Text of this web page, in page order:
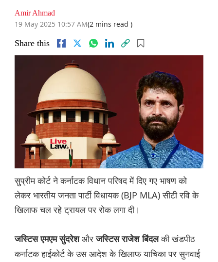
Amir Ahmad
19 May 2025 10:57 AM(2 mins read )
Share this
सुप्रीम कोर्ट ने कर्नाटक विधान परिषद में दिए गए भाषण को
लेकर भारतीय जनता पार्टी विधायक (BJP MLA) सीटी रवि के
खिलाफ चल रहे ट्रायल पर रोक लगा दी।
जस्टिस एमएम सुंदरेश औरजस्टिस राजेश बिंदलकी खंडपीठ
कर्नाटक हाईकोर्ट के उस आदेश के खिलाफ याचिका पर सुनवाई